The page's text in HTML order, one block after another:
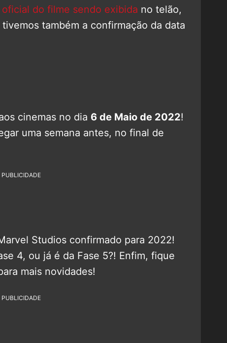
do filme sendo exibida no telão,
tivemos também a confirmação da data
cinemas no dia 6 de Maio de 2022!
uma semana antes, no final de
PUBLICIDADE
Studios confirmado para 2022!
4, ou já é da Fase 5?! Enfim, fique
mais novidades!
PUBLICIDADE